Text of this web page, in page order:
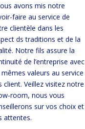
avons mis notre
faire au service de
clientèle dans les
ds traditions et de la
Notre fils assure la
de l’entreprise avec
mêmes valeurs au service
client. Veillez visitez notre
room, nous vous
sur vos choix et
attentes.